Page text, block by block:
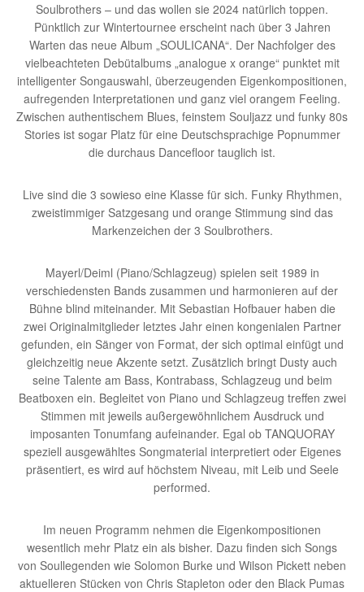
Soulbrothers – und das wollen sie 2024 natürlich toppen.
Pünktlich zur Wintertournee erscheint nach über 3 Jahren
Warten das neue Album „SOULICANA“. Der Nachfolger des
vielbeachteten Debütalbums „analogue x orange“ punktet mit
intelligenter Songauswahl, überzeugenden Eigenkompositionen,
aufregenden Interpretationen und ganz viel orangem Feeling.
Zwischen authentischem Blues, feinstem Souljazz und funky 80s
Stories ist sogar Platz für eine Deutschsprachige Popnummer
die durchaus Dancefloor tauglich ist.
Live sind die 3 sowieso eine Klasse für sich. Funky Rhythmen,
zweistimmiger Satzgesang und orange Stimmung sind das
Markenzeichen der 3 Soulbrothers.
Mayerl/Deiml (Piano/Schlagzeug) spielen seit 1989 in
verschiedensten Bands zusammen und harmonieren auf der
Bühne blind miteinander. Mit Sebastian Hofbauer haben die
zwei Originalmitglieder letztes Jahr einen kongenialen Partner
gefunden, ein Sänger von Format, der sich optimal einfügt und
gleichzeitig neue Akzente setzt. Zusätzlich bringt Dusty auch
seine Talente am Bass, Kontrabass, Schlagzeug und beim
Beatboxen ein. Begleitet von Piano und Schlagzeug treffen zwei
Stimmen mit jeweils außergewöhnlichem Ausdruck und
imposanten Tonumfang aufeinander. Egal ob TANQUORAY
speziell ausgewähltes Songmaterial interpretiert oder Eigenes
präsentiert, es wird auf höchstem Niveau, mit Leib und Seele
performed.
Im neuen Programm nehmen die Eigenkompositionen
wesentlich mehr Platz ein als bisher. Dazu finden sich Songs
von Soullegenden wie Solomon Burke und Wilson Pickett neben
aktuelleren Stücken von Chris Stapleton oder den Black Pumas